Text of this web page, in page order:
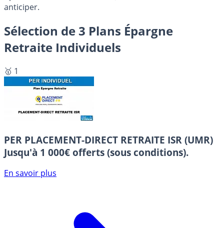
anticiper.
Sélection de 3 Plans Épargne
Retraite Individuels
🥇 1
PER PLACEMENT-DIRECT RETRAITE ISR (UMR)
Jusqu'à 1 000€ offerts (sous conditions).
En savoir plus